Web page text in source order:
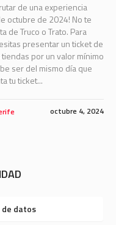
de una experiencia
octubre de 2024! No te
de Truco o Trato. Para
presentar un ticket de
por un valor mínimo
ser del mismo día que
tu ticket...
octubre 4, 2024
datos